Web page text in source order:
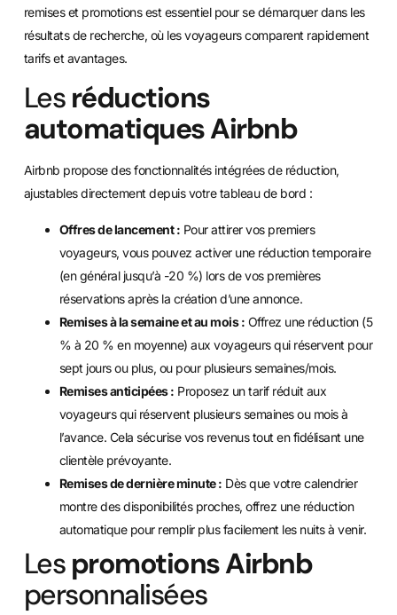
remises et promotions est essentiel pour se démarquer dans les
résultats de recherche, où les voyageurs comparent rapidement
tarifs et avantages.
Lesréductions
automatiques Airbnb
Airbnb propose des fonctionnalités intégrées de réduction,
ajustables directement depuis votre tableau de bord :
Offres de lancement : Pour attirer vos premiers
voyageurs, vous pouvez activer une réduction temporaire
(en général jusqu’à -20 %) lors de vos premières
réservations après la création d’une annonce.
Remises à la semaine et au mois : Offrez une réduction (5
% à 20 % en moyenne) aux voyageurs qui réservent pour
sept jours ou plus, ou pour plusieurs semaines/mois.
Remises anticipées : Proposez un tarif réduit aux
voyageurs qui réservent plusieurs semaines ou mois à
l’avance. Cela sécurise vos revenus tout en fidélisant une
clientèle prévoyante.
Remises de dernière minute : Dès que votre calendrier
montre des disponibilités proches, offrez une réduction
automatique pour remplir plus facilement les nuits à venir.
Lespromotions Airbnb
personnalisées